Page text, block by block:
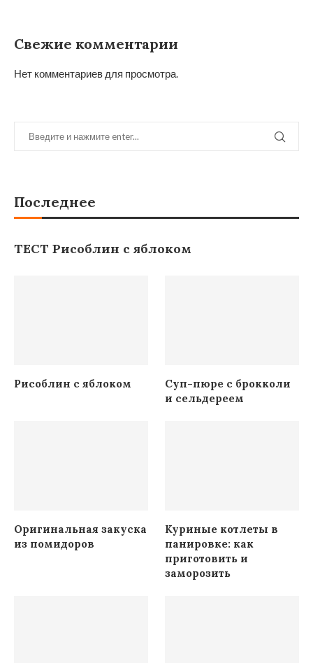
Свежие комментарии
Нет комментариев для просмотра.
Последнее
ТЕСТ Рисоблин с яблоком
Рисоблин с яблоком
Суп-пюре с брокколи
и сельдереем
Оригинальная закуска
из помидоров
Куриные котлеты в
панировке: как
приготовить и
заморозить